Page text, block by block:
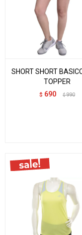
SHORT SHORT
TOPPER
$ 690 $ 990